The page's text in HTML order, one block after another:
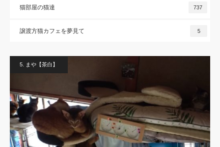
猫部屋の猫達 737
譲渡方猫カフェを夢見て 5
5. まや【茶白】